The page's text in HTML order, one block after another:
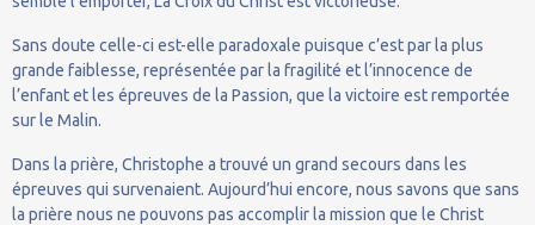
Sans doute celle-ci est-elle paradoxale puisque c’est par la plus
grande faiblesse, représentée par la fragilité et l’innocence de
l’enfant et les épreuves de la Passion, que la victoire est remportée
sur le Malin.
Dans la prière, Christophe a trouvé un grand secours dans les
épreuves qui survenaient. Aujourd’hui encore, nous savons que sans
la prière nous ne pouvons pas accomplir la mission que le Christ